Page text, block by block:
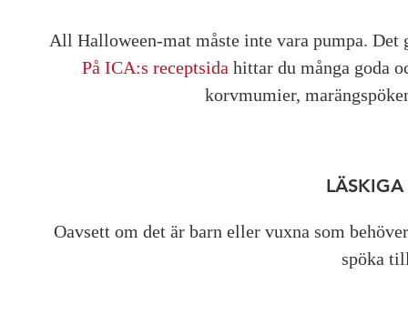
All Halloween-mat måste inte vara pumpa.
På ICA:s receptsida hittar du många goda
korvmumier,
LÄSKIGA
Oavsett om det är barn eller vuxna som
spöka